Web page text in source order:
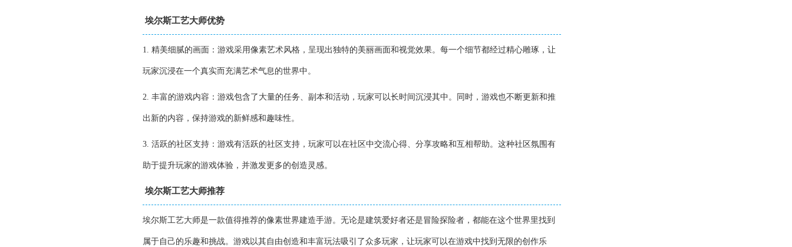
埃尔斯工艺大师优势
1. 精美细腻的画面：游戏采用像素艺术风格，呈现出独特的美丽画面和视觉效果。每一个细节都经过精心雕琢，让
玩家沉浸在一个真实而充满艺术气息的世界中。
2. 丰富的游戏内容：游戏包含了大量的任务、副本和活动，玩家可以长时间沉浸其中。同时，游戏也不断更新和推
出新的内容，保持游戏的新鲜感和趣味性。
3. 活跃的社区支持：游戏有活跃的社区支持，玩家可以在社区中交流心得、分享攻略和互相帮助。这种社区氛围有
助于提升玩家的游戏体验，并激发更多的创造灵感。
埃尔斯工艺大师推荐
埃尔斯工艺大师是一款值得推荐的像素世界建造手游。无论是建筑爱好者还是冒险探险者，都能在这个世界里找到
属于自己的乐趣和挑战。游戏以其自由创造和丰富玩法吸引了众多玩家，让玩家可以在游戏中找到无限的创作乐